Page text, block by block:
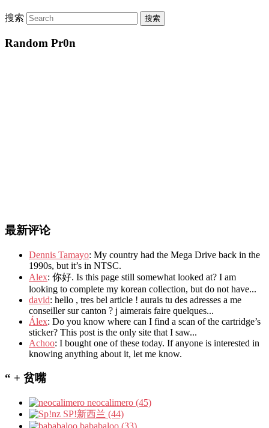
搜索
Random Pr0n
最新评论
Dennis Tamayo: My country had the Mega Drive back in the
1990s, but it’s in NTSC.
Alex: 你好. Is this page still somewhat looked at? I am
looking to complete my korean collection, but do not have...
david: hello , tres bel article ! aurais tu des adresses a me
conseiller sur canton ? j aimerais faire quelques...
Álex: Do you know where can I find a scan of the cartridge’s
sticker? This post is the only site that I saw...
Achoo: I bought one of these today. If anyone is interested in
knowing anything about it, let me know.
“ + 贫嘴
neocalimero (45)
SP!新西兰 (44)
bababaloo (33)